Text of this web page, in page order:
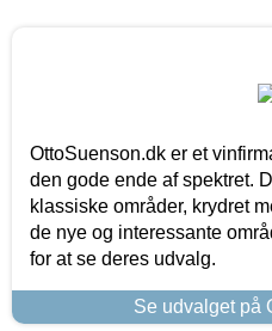
OttoSuenson.dk er et
den gode ende af spektret.
klassiske områder, krydret
de nye og interessante
for at se deres udvalg.
Se udvalget på